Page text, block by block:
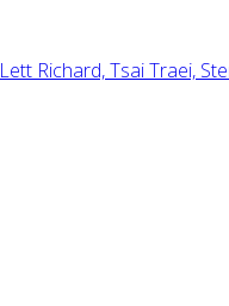
Lett Richard,Tsai Traei,